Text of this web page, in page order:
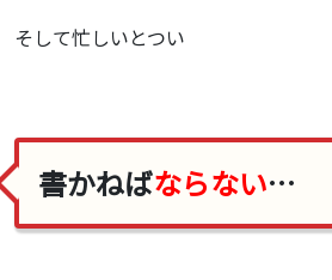
そして忙しいとつい
書かねばならない…